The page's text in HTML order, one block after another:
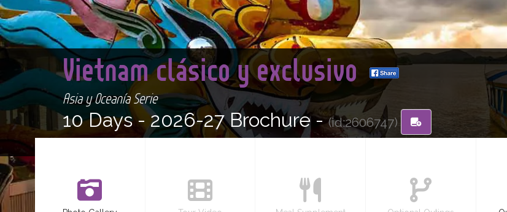
Vietnam clásico y exclusivo
Asia y Oceanía Serie
10 Days -2026-27 Brochure -(id:2606747)